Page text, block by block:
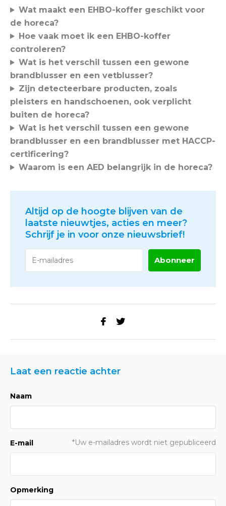
Wat maakt een EHBO-koffer geschikt voor
de horeca?
Hoe vaak moet ik een EHBO-koffer
controleren?
Wat is het verschil tussen een gewone
brandblusser en een vetblusser?
Zijn detecteerbare producten, zoals
pleisters en handschoenen, ook verplicht
buiten de horeca?
Wat is het verschil tussen een gewone
brandblusser en een brandblusser met HACCP-
certificering?
Waarom is een AED belangrijk in de horeca?
Altijd op de hoogte blijven van de
laatste nieuwtjes, acties en meer?
Schrijf je in voor onze nieuwsbrief!
Abonneer
Laat een reactie achter
Naam
E-mail *Uw e-mailadres wordt niet gepubliceerd
Opmerking